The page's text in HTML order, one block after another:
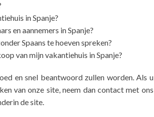
in Spanje?
en aannemers in Spanje?
Spaans te hoeven spreken?
van mijn vakantiehuis in Spanje?
en snel beantwoord zullen worden. Als u
van onze site, neem dan contact met ons
de site.